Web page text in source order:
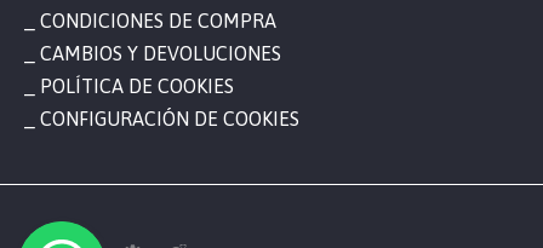
CONDICIONES DE COMPRA
CAMBIOS Y DEVOLUCIONES
POLÍTICA DE COOKIES
CONFIGURACIÓN DE COOKIES